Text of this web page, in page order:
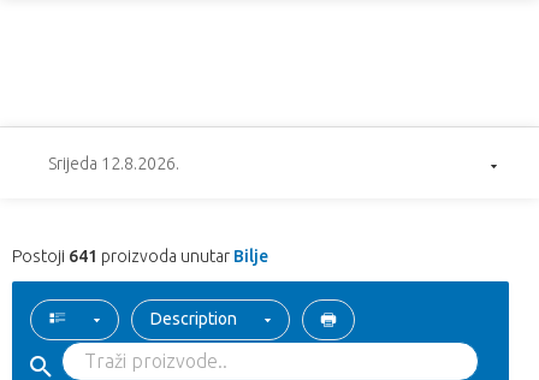
Srijeda 12.8.2026.
Postoji 641 proizvoda unutar Bilje
Description